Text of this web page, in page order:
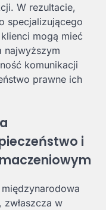
W rezultacie,
specjalizującego
mogą mieć
najwyższym
komunikacji
prawne ich
i
zwłaszcza w